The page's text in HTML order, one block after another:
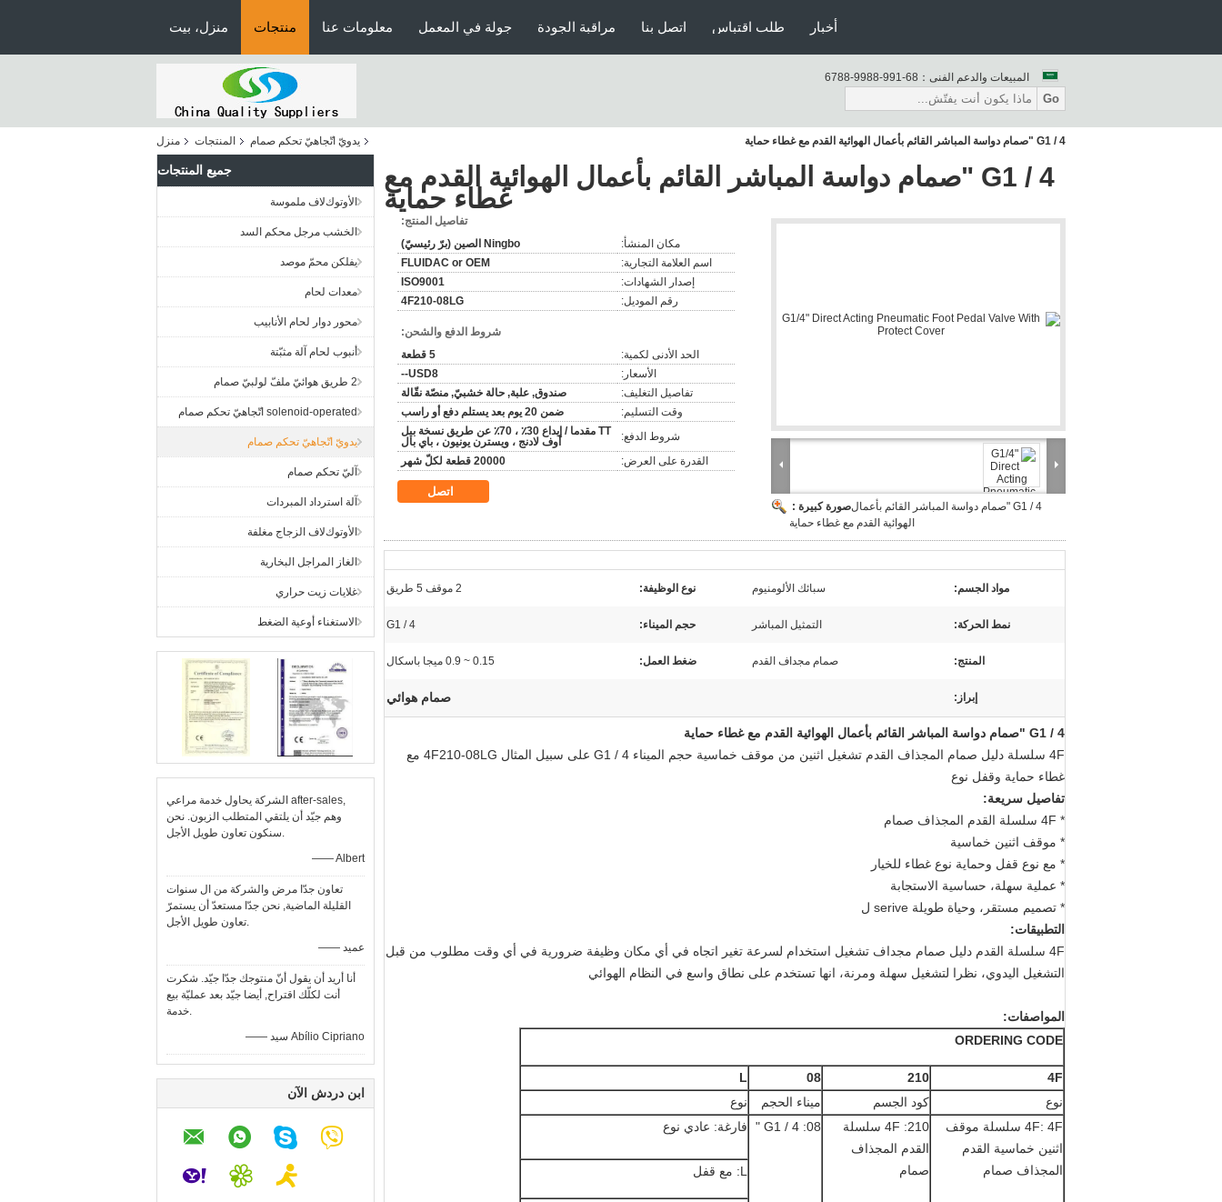
منزل، بيت منتجات معلومات عنا جولة في المعمل مراقبة الجودة اتصل بنا طلب اقتباس أخبار
المبيعات والدعم الفنى： 86-199-8899-8876
Go
منزل المنتجات يدويّ اتّجاهيّ تحكم صمام G1 / 4 "صمام دواسة المباشر القائم بأعمال الهوائية القدم مع غطاء حماية
جميع المنتجات
اﻷوتوكﻻف ملموسة
الخشب مرجل محكم السد
يفلكن محمّ موصد
معدات لحام
محور دوار لحام الأنابيب
أنبوب لحام آلة مثبّتة
2 طريق هوائيّ ملفّ لولبيّ صمام
solenoid-operated اتّجاهيّ تحكم صمام
يدويّ اتّجاهيّ تحكم صمام
آليّ تحكم صمام
آلة استرداد المبردات
اﻷوتوكﻻف الزجاج مغلفة
الغاز المراجل البخارية
غلايات زيت حراري
الاستغناء أوعية الضغط
الشركة يحاول خدمة مراعي after-sales,
وهم جيّد أن يلتقي المتطلب الزبون. نحن
سنكون تعاون طويل الأجل.
—— Albert
تعاون جدّا مرض والشركة من ال سنوات
القليلة الماضية, نحن جدّا مستعدّ أن يستمرّ
تعاون طويل الأجل.
—— عميد
أنا أريد أن يقول أنّ منتوجك جدّا جيّد. شكرت
أنت لكلّك اقتراح, أيضا جيّد بعد عمليّة بيع
خدمة.
—— سيد Abílio Cipriano
ابن دردش الآن
G1 / 4 "صمام دواسة المباشر القائم بأعمال الهوائية القدم مع
غطاء حماية
صورة كبيرة :G1 / 4 "صمام دواسة المباشر القائم بأعمال
الهوائية القدم مع غطاء حماية
تفاصيل المنتج:
مكان المنشأ:
Ningbo الصين (برّ رئيسيّ)
اسم العلامة التجارية:
FLUIDAC or OEM
إصدار الشهادات:
ISO9001
رقم الموديل:
4F210-08LG
شروط الدفع والشحن:
الحد الأدنى لكمية:
5 قطعة
الأسعار:
USD8--
تفاصيل التغليف:
صندوق, علبة, حالة خشبيّ, منصّة نقّالة
وقت التسليم:
ضمن 20 يوم بعد يستلم دفع أو راسب
شروط الدفع:
TT مقدما / إيداع 30٪ ، 70٪ عن طريق نسخة بيل
أوف لادنج ، ويسترن يونيون ، باي بال
القدرة على العرض:
20000 قطعة لكلّ شهر
اتصل
مواد الجسم: سبائك الألومنيوم نوع الوظيفة: 2 موقف 5 طريق
نمط الحركة: التمثيل المباشر حجم الميناء: G1 / 4
المنتج: صمام مجداف القدم ضغط العمل: 0.15 ~ 0.9 ميجا باسكال
إبراز: صمام هوائي
G1 / 4 "صمام دواسة المباشر القائم بأعمال الهوائية القدم مع غطاء حماية
4F سلسلة دليل صمام المجذاف القدم تشغيل اثنين من موقف خماسية حجم الميناء G1 / 4 على سبيل المثال 4F210-08LG مع
غطاء حماية وقفل نوع
تفاصيل سريعة:
* 4F سلسلة القدم المجذاف صمام
* موقف اثنين خماسية
* مع نوع قفل وحماية نوع غطاء للخيار
* عملية سهلة، حساسية الاستجابة
* تصميم مستقر، وحياة طويلة serive ل
التطبيقات:
4F سلسلة القدم دليل صمام مجداف تشغيل استخدام لسرعة تغير اتجاه في أي مكان وظيفة ضرورية في أي وقت مطلوب من قبل
التشغيل اليدوي، نظرا لتشغيل سهلة ومرنة، انها تستخدم على نطاق واسع في النظام الهوائي
المواصفات:
ORDERING CODE
4F
210
08
L
نوع
كود الجسم ميناء الحجم
نوع
4F: 4F سلسلة موقف
اثنين خماسية القدم
المجذاف صمام
210: 4F سلسلة
القدم المجذاف
صمام
08: G1 / 4 " فارغة: عادي نوع
L: مع قفل